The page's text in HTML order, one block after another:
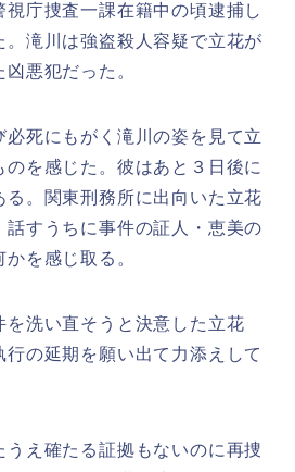
庁捜査一課在籍中の頃逮捕し
。滝川は強盗殺人容疑で立花が
悪犯だった。
死にもがく滝川の姿を見て立
を感じた。彼はあと３日後に
。関東刑務所に出向いた立花
話すうちに事件の証人・恵美の
を感じ取る。
を洗い直そうと決意した立花
の延期を願い出て力添えして
え確たる証拠もないのに再捜